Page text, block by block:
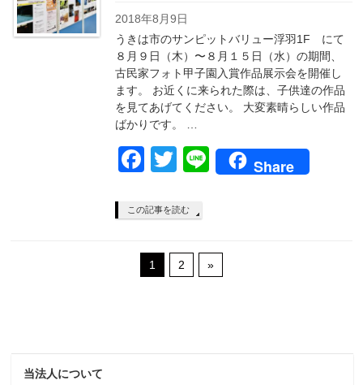
2018年8月9日
うきは市のサンピットバリュー浮羽1F にて
８月９日（木）〜８月１５日（水）の期間、
古民家フォト甲子園入賞作品展示会を開催し
ます。 お近くに来られた際は、子供達の作品
を見てあげてください。 大変素晴らしい作品
ばかりです。 …
Facebook
Twitter
LineShare
この記事を読む
1 2 »
当法人について